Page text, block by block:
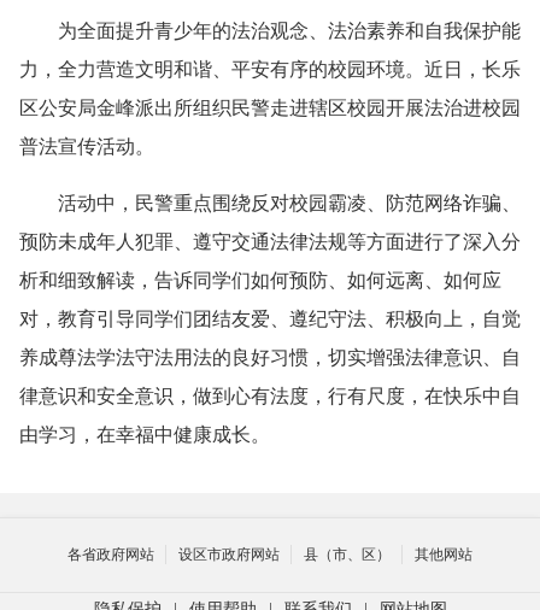
为全面提升青少年的法治观念、法治素养和自我保护能
力，全力营造文明和谐、平安有序的校园环境。近日，长乐
区公安局金峰派出所组织民警走进辖区校园开展法治进校园
普法宣传活动。
活动中，民警重点围绕反对校园霸凌、防范网络诈骗、
预防未成年人犯罪、遵守交通法律法规等方面进行了深入分
析和细致解读，告诉同学们如何预防、如何远离、如何应
对，教育引导同学们团结友爱、遵纪守法、积极向上，自觉
养成尊法学法守法用法的良好习惯，切实增强法律意识、自
律意识和安全意识，做到心有法度，行有尺度，在快乐中自
由学习，在幸福中健康成长。
各省政府网站 设区市政府网站 县（市、区） 其他网站